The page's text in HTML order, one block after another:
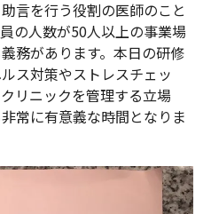
言を行う役割の医師のこと
の人数が50人以上の事業場
務があります。本日の研修
ス対策やストレスチェッ
リニックを管理する立場
常に有意義な時間となりま